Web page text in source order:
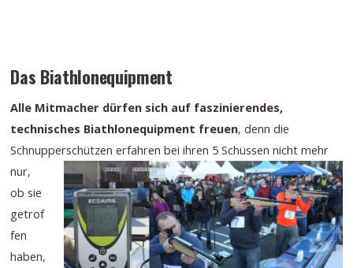
Das Biathlonequipment
Alle Mitmacher dürfen sich auf faszinierendes,
technisches Biathlonequipment freuen, denn die
Schnupperschützenerfahren bei ihren 5 Schüssen nicht mehr
nur,
ob sie
getrof
fen
haben,